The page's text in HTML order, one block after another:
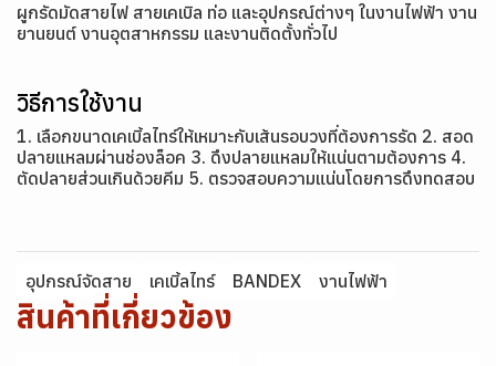
ผูกรัดมัดสายไฟ สายเคเบิล ท่อ และอุปกรณ์ต่างๆ ในงานไฟฟ้า งาน
ยานยนต์ งานอุตสาหกรรม และงานติดตั้งทั่วไป
วิธีการใช้งาน
1. เลือกขนาดเคเบิ้ลไทร์ให้เหมาะกับเส้นรอบวงที่ต้องการรัด 2. สอด
ปลายแหลมผ่านช่องล็อค 3. ดึงปลายแหลมให้แน่นตามต้องการ 4.
ตัดปลายส่วนเกินด้วยคีม 5. ตรวจสอบความแน่นโดยการดึงทดสอบ
อุปกรณ์จัดสาย เคเบิ้ลไทร์ BANDEX งานไฟฟ้า
สินค้าที่เกี่ยวข้อง